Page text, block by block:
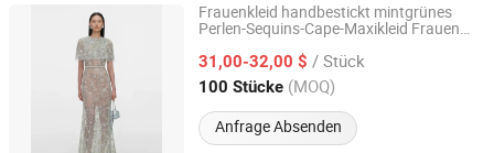
Frauenkleid handbestickt mintgrünes
Perlen-Sequins-Cape-Maxikleid Frauen
Meerjungfrauen- Abendkleid
Hochzeitsfeier langes Kleid
31,00-32,00 $ / Stück
100 Stücke (MOQ)
Anfrage Absenden
Dongguan Jianyang Garment Co., Ltd.
Guangdong, China Seit 2012